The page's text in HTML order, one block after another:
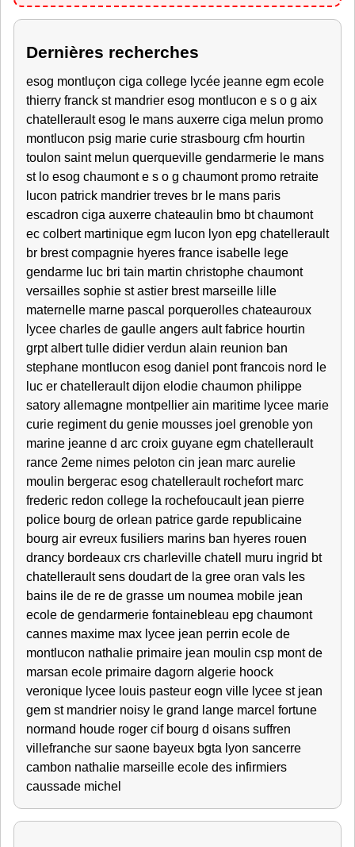
Dernières recherches
esog montluçon ciga college lycée jeanne egm ecole
thierry franck st mandrier esog montlucon e s o g aix
chatellerault esog le mans auxerre ciga melun promo
montlucon psig marie curie strasbourg cfm hourtin
toulon saint melun querqueville gendarmerie le mans
st lo esog chaumont e s o g chaumont promo retraite
lucon patrick mandrier treves br le mans paris
escadron ciga auxerre chateaulin bmo bt chaumont
ec colbert martinique egm lucon lyon epg chatellerault
br brest compagnie hyeres france isabelle lege
gendarme luc bri tain martin christophe chaumont
versailles sophie st astier brest marseille lille
maternelle marne pascal porquerolles chateauroux
lycee charles de gaulle angers ault fabrice hourtin
grpt albert tulle didier verdun alain reunion ban
stephane montlucon esog daniel pont francois nord le
luc er chatellerault dijon elodie chaumon philippe
satory allemagne montpellier ain maritime lycee marie
curie regiment du genie mousses joel grenoble yon
marine jeanne d arc croix guyane egm chatellerault
rance 2eme nimes peloton cin jean marc aurelie
moulin bergerac esog chatellerault rochefort marc
frederic redon college la rochefoucault jean pierre
police bourg de orlean patrice garde republicaine
bourg air evreux fusiliers marins ban hyeres rouen
drancy bordeaux crs charleville chatell muru ingrid bt
chatellerault sens doudart de la gree oran vals les
bains ile de re de grasse um noumea mobile jean
ecole de gendarmerie fontainebleau epg chaumont
cannes maxime max lycee jean perrin ecole de
montlucon nathalie primaire jean moulin csp mont de
marsan ecole primaire dagorn algerie hoock
veronique lycee louis pasteur eogn ville lycee st jean
gem st mandrier noisy le grand lange marcel fortune
normand houde roger cif bourg d oisans suffren
villefranche sur saone bayeux bgta lyon sancerre
cambon nathalie marseille ecole des infirmiers
caussade michel